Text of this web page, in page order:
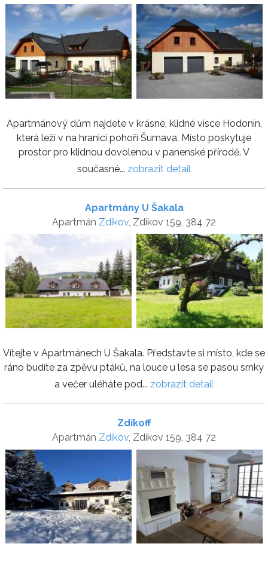
Apartmánový dům najdete v krásné, klidné vísce Hodonín,
která leží v na hranici pohoří Šumava. Místo poskytuje
prostor pro klidnou dovolenou v panenské přírodě. V
současné... zobrazit detail
Apartmány U Šakala
Apartmán Zdíkov, Zdíkov 159, 384 72
Vítejte v Apartmánech U Šakala. Představte si místo, kde se
ráno budíte za zpěvu ptáků, na louce u lesa se pasou srnky
a večer uléháte pod... zobrazit detail
Zdíkoff
Apartmán Zdíkov, Zdíkov 159, 384 72